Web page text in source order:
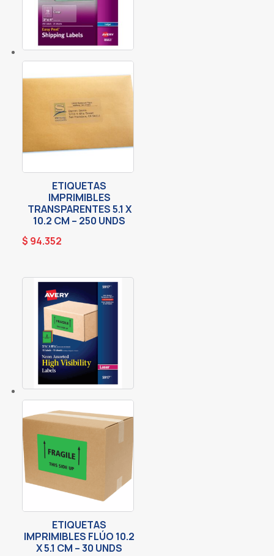
ETIQUETAS
IMPRIMIBLES
TRANSPARENTES 5.1 X
10.2 CM – 250 UNDS
$ 94.352
ETIQUETAS
IMPRIMIBLES FLÚO 10.2
X 5.1 CM – 30 UNDS